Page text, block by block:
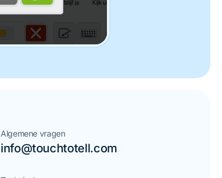
Algemene vragen
info@touchtotell.com